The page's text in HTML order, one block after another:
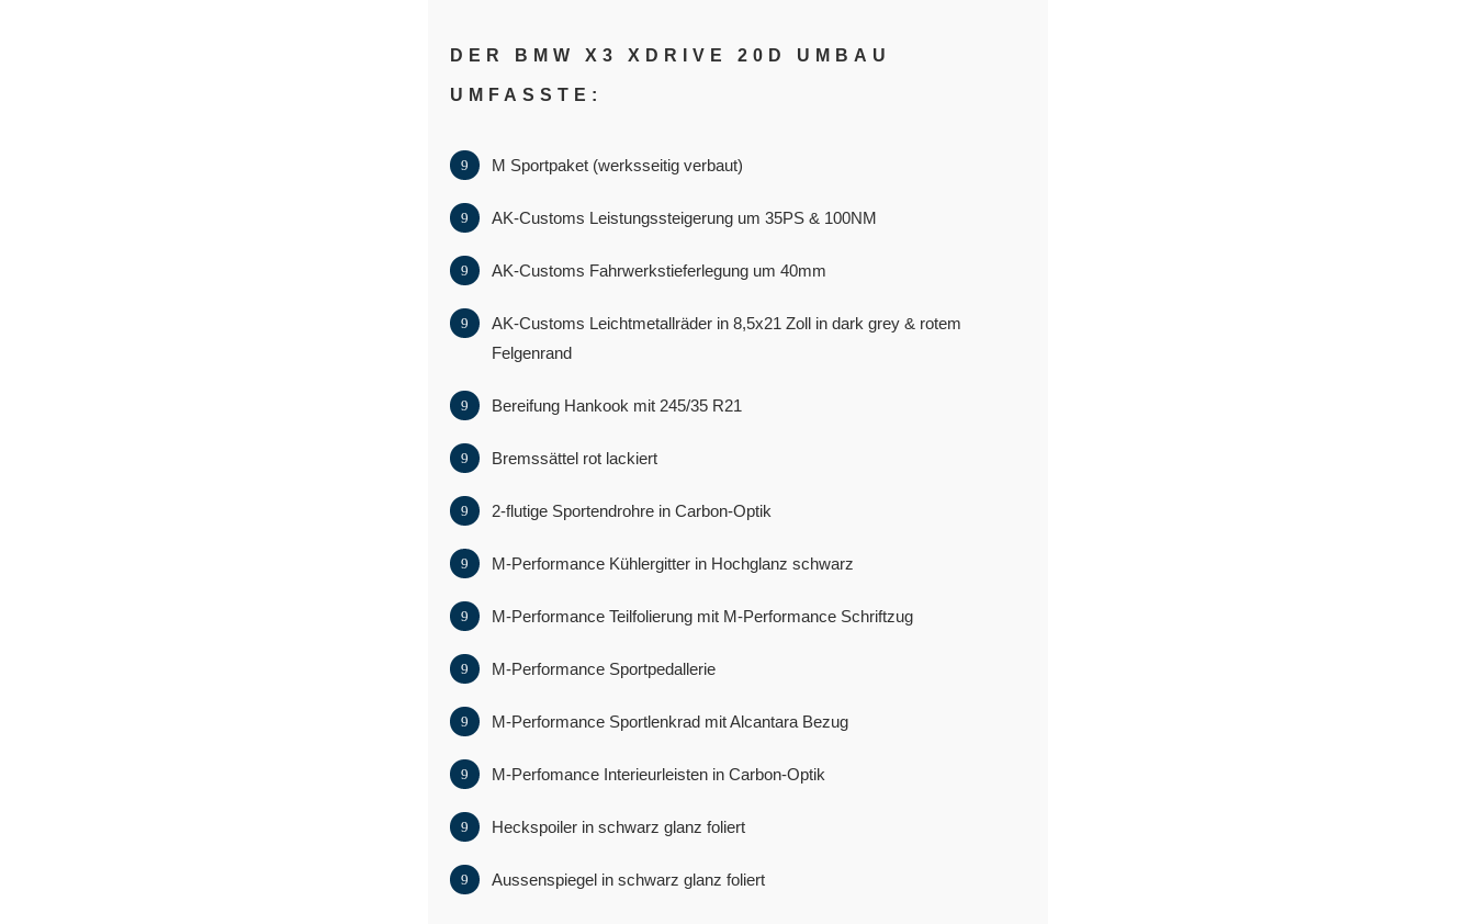
DER BMW X3 XDRIVE 20D UMBAU
UMFASSTE:
M Sportpaket (werksseitig verbaut)
AK-Customs Leistungssteigerung um 35PS & 100NM
AK-Customs Fahrwerkstieferlegung um 40mm
AK-Customs Leichtmetallräder in 8,5x21 Zoll in dark grey & rotem
Felgenrand
Bereifung Hankook mit 245/35 R21
Bremssättel rot lackiert
2-flutige Sportendrohre in Carbon-Optik
M-Performance Kühlergitter in Hochglanz schwarz
M-Performance Teilfolierung mit M-Performance Schriftzug
M-Performance Sportpedallerie
M-Performance Sportlenkrad mit Alcantara Bezug
M-Perfomance Interieurleisten in Carbon-Optik
Heckspoiler in schwarz glanz foliert
Aussenspiegel in schwarz glanz foliert